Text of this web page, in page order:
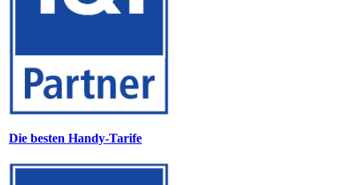
Die besten Handy-Tarife